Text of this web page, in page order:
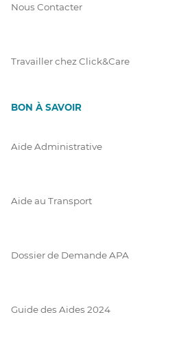
Nous Contacter
Travailler chez Click&Care
BON À SAVOIR
Aide Administrative
Aide au Transport
Dossier de Demande APA
Guide des Aides 2024